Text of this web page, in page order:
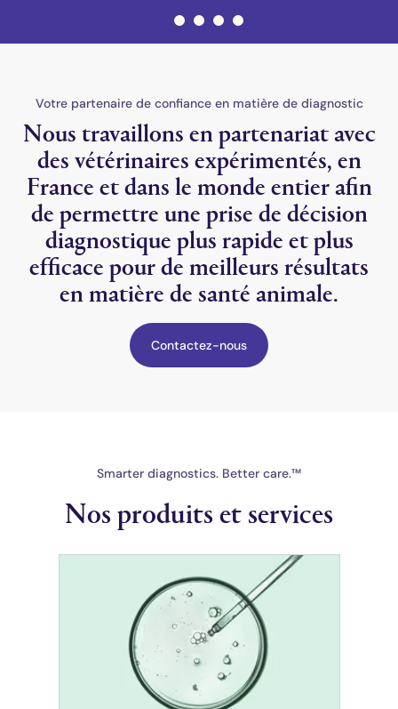
Notre objectif
Votre partenaire de confiance en matière de diagnostic
Nous travaillons en partenariat avec
des vétérinaires expérimentés, en
France et dans le monde entier afin
de permettre une prise de décision
diagnostique plus rapide et plus
efficace pour de meilleurs résultats
en matière de santé animale.
Contactez-nous
Smarter diagnostics. Better care.™
Nos produits et services